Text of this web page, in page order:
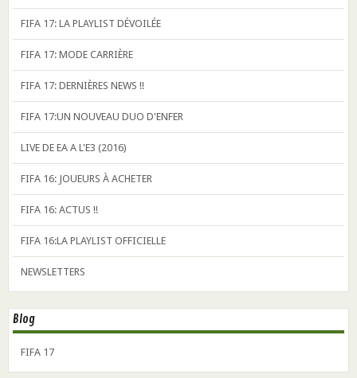
FIFA 17: LA PLAYLIST DÉVOILÉE
FIFA 17: MODE CARRIÈRE
FIFA 17: DERNIÈRES NEWS !!
FIFA 17:UN NOUVEAU DUO D'ENFER
LIVE DE EA A L'E3 (2016)
FIFA 16: JOUEURS À ACHETER
FIFA 16: ACTUS !!
FIFA 16:LA PLAYLIST OFFICIELLE
NEWSLETTERS
Blog
FIFA 17